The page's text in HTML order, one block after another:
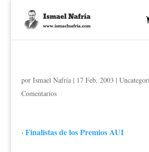
por Ismael Nafría| 17 Feb, 2003 |
Comentarios
· Finalistas de los Premios AUI